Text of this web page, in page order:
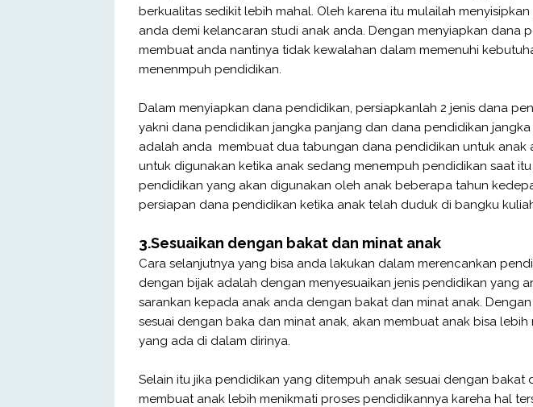
berkualitas sedikit lebih mahal. Oleh karena itu mulailah
anda demi kelancaran studi anak anda. Dengan menyiapkan dana
membuat anda nantinya tidak kewalahan dalam memenuhi
menenmpuh pendidikan.
Dalam menyiapkan dana pendidikan, persiapkanlah 2 jenis dana
yakni dana pendidikan jangka panjang dan dana pendidikan
adalah anda membuat dua tabungan dana pendidikan untuk anak
untuk digunakan ketika anak sedang menempuh pendidikan saat
pendidikan yang akan digunakan oleh anak beberapa tahun
persiapan dana pendidikan ketika anak telah duduk di bangku
3.Sesuaikan dengan bakat dan minat anak
Cara selanjutnya yang bisa anda lakukan dalam merencankan
dengan bijak adalah dengan menyesuaikan jenis pendidikan yang
sarankan kepada anak anda dengan bakat dan minat anak.
sesuai dengan baka dan minat anak, akan membuat anak bisa lebih
yang ada di dalam dirinya.
Selain itu jika pendidikan yang ditempuh anak sesuai dengan bakat
membuat anak lebih menikmati proses pendidikannya kareha hal